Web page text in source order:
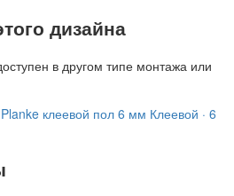
дизайна
в другом типе монтажа или
клеевой пол 6 мм Клеевой · 6